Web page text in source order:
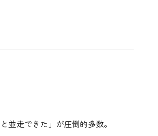
並走できた」が圧倒的多数。